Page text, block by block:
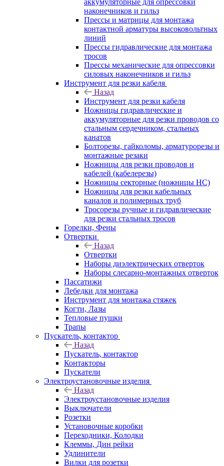
аккумуляторные для опрессовки
наконечников и гильз
Прессы и матрицы для монтажа
контактной арматуры высоковольтных
линий
Прессы гидравлические для монтажа
тросов
Прессы механические для опрессовки
силовых наконечников и гильз
Инструмент для резки кабеля
Назад
Инструмент для резки кабеля
Ножницы гидравлические и
аккумуляторные для резки проводов со
стальным сердечником, стальных
канатов
Болторезы, гайколомы, арматурорезы и
монтажные резаки
Ножницы для резки проводов и
кабелей (кабелерезы)
Ножницы секторные (ножницы НС)
Ножницы для резки кабельных
каналов и полимерных труб
Тросорезы ручные и гидравлические
для резки стальных тросов
Горелки, Фены
Отвертки
Назад
Отвертки
Наборы диэлектрических отверток
Наборы слесарно-монтажных отверток
Пассатижи
Лебедки для монтажа
Инструмент для монтажа стяжек
Когти, Лазы
Тепловые пушки
Трапы
Пускатель, контактор
Назад
Пускатель, контактор
Контакторы
Пускатели
Электроустановочные изделия
Назад
Электроустановочные изделия
Выключатели
Розетки
Установочные коробки
Переходники, Колодки
Клеммы, Дин рейки
Удлинители
Вилки для розетки